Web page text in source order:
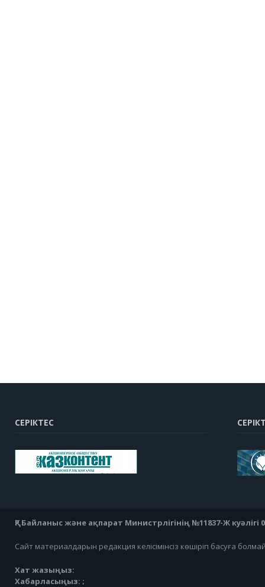
СЕРІКТЕС
ҚР Байланыс және ақпарат Министрлігінің №11837-Ж куәлігі
Сайт материалдарын редакция келісімінсіз көшіріп басуға
Хат жазыңыз:
Хабарласыңыз: ;